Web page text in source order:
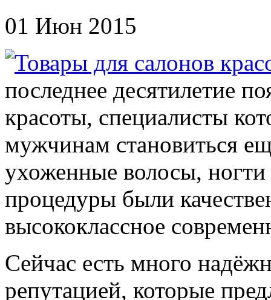
01 Июн 2015
последнее десятилетие
красоты, специалисты
мужчинам становиться
ухоженные волосы,
процедуры были
высококлассное
Сейчас есть много
репутацией, которые